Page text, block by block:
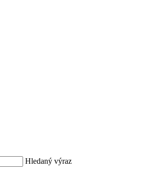
Hledaný výraz